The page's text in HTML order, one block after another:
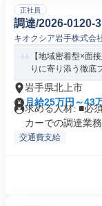
正社員
調達/2026-0120-3
キオクシア岩手株式会
【地域密着型×面
りに寄り添う徹底
岩手県北上市
月給25万円～43
求める人材: ■必
カーでの調達業務
交通費支給